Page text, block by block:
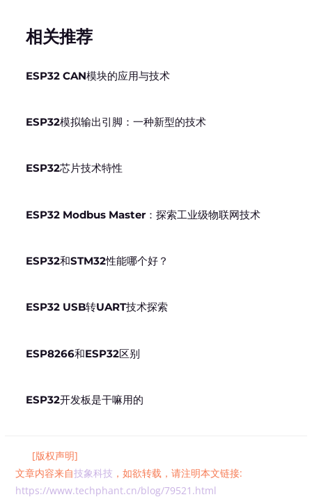
相关推荐
ESP32 CAN模块的应用与技术
ESP32模拟输出引脚：一种新型的技术
ESP32芯片技术特性
ESP32 Modbus Master：探索工业级物联网技术
ESP32和STM32性能哪个好？
ESP32 USB转UART技术探索
ESP8266和ESP32区别
ESP32开发板是干嘛用的
[版权声明]
文章内容来自技象科技 ，如欲转载，请注明本文链接:
https://www.techphant.cn/blog/79521.html